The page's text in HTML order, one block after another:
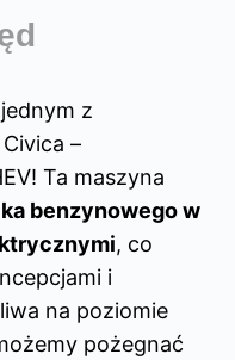
z
–
Ta maszyna
benzynowego w
, co
i
na poziomie
pożegnać